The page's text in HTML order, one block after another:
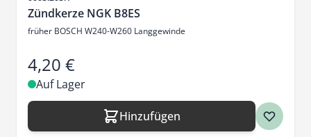
Zündkerze NGK B8ES
früher BOSCH W240-W260 Langgewinde
4,20 €
Auf Lager
Hinzufügen